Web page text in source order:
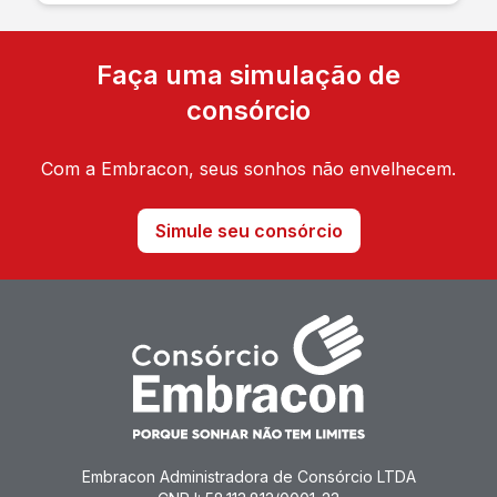
Faça uma simulação de
consórcio
Com a Embracon, seus sonhos não envelhecem.
Simule seu consórcio
Embracon Administradora de Consórcio LTDA